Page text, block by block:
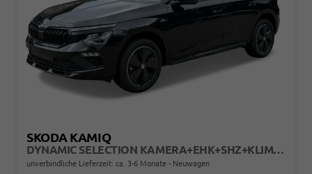
SKODA KAMIQ
DYNAMIC SELECTION KAMERA+EHK+SHZ+KLIMA+KESSY+LED+17" LM
unverbindliche Lieferzeit: ca. 3-6 Monate Neuwagen